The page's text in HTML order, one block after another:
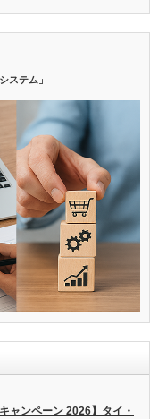
ステム」
ャンペーン 2026】タイ・